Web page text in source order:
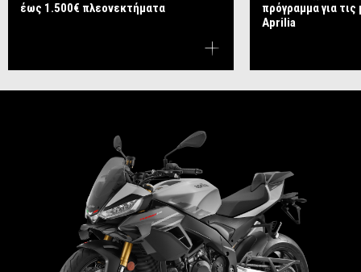
έως 1.500€ πλεονεκτήματα
πρόγραμμα για
Aprilia